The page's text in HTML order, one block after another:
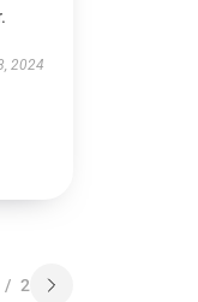
2024
/ 2